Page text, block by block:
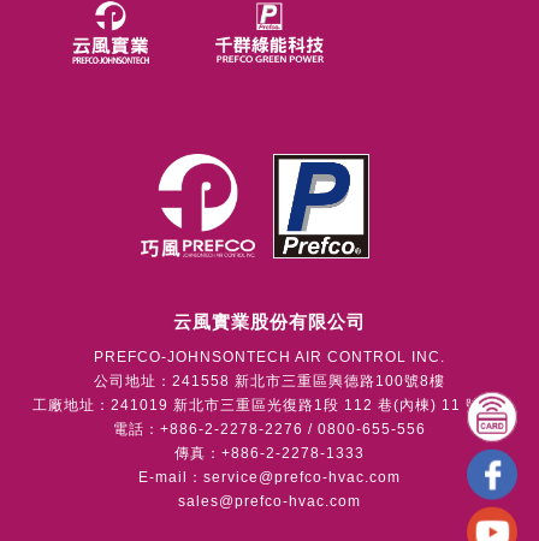
云風實業股份有限公司
PREFCO-JOHNSONTECH AIR CONTROL INC.
公司地址：241558 新北市三重區興德路100號8樓
工廠地址：241019 新北市三重區光復路1段 112 巷(內棟) 11 號1樓
電話：+886-2-2278-2276 / 0800-655-556
傳真：+886-2-2278-1333
E-mail： service@prefco-hvac.com
sales@prefco-hvac.com